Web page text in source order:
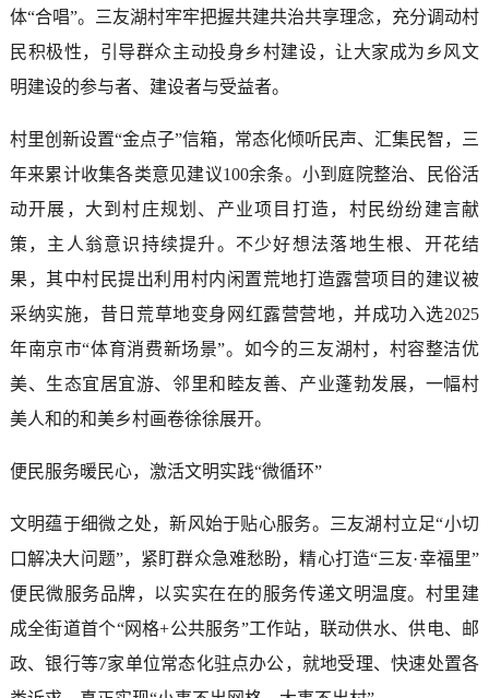
体“合唱”。三友湖村牢牢把握共建共治共享理念，充分调动村
民积极性，引导群众主动投身乡村建设，让大家成为乡风文
明建设的参与者、建设者与受益者。
村里创新设置“金点子”信箱，常态化倾听民声、汇集民智，三
年来累计收集各类意见建议100余条。小到庭院整治、民俗活
动开展，大到村庄规划、产业项目打造，村民纷纷建言献
策，主人翁意识持续提升。不少好想法落地生根、开花结
果，其中村民提出利用村内闲置荒地打造露营项目的建议被
采纳实施，昔日荒草地变身网红露营营地，并成功入选2025
年南京市“体育消费新场景”。如今的三友湖村，村容整洁优
美、生态宜居宜游、邻里和睦友善、产业蓬勃发展，一幅村
美人和的和美乡村画卷徐徐展开。
便民服务暖民心，激活文明实践“微循环”
文明蕴于细微之处，新风始于贴心服务。三友湖村立足“小切
口解决大问题”，紧盯群众急难愁盼，精心打造“三友·幸福里”
便民微服务品牌，以实实在在的服务传递文明温度。村里建
成全街道首个“网格+公共服务”工作站，联动供水、供电、邮
政、银行等7家单位常态化驻点办公，就地受理、快速处置各